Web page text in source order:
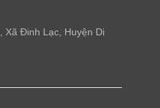
Xã Đinh Lạc, Huyện Di